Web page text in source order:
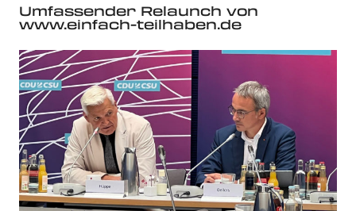
Umfassender Relaunch von
www.einfach-teilhaben.de